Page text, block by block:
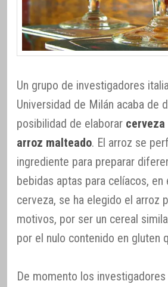
Un grupo de investigadores
Universidad de Milán acaba de
posibilidad de elaborar
arroz malteado. El arroz se
ingrediente para preparar
bebidas aptas para celíacos, en
cerveza, se ha elegido el arroz
motivos, por ser un cereal
por el nulo contenido en gluten
De momento los investigadores